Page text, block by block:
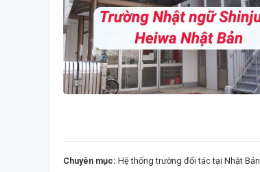
Chuyên mục: Hệ thống trường đối tác tại Nhật Bản